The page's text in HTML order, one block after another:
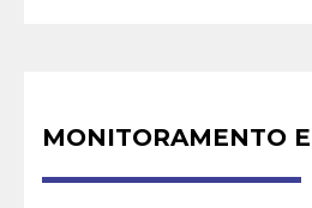
MONITORAMENTO